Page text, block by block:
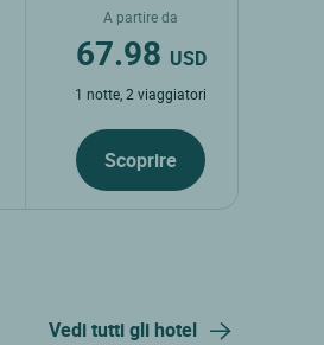
A partire da
67.98 USD
1 notte, 2 viaggiatori
Scoprire
Vedi tutti gli hotel